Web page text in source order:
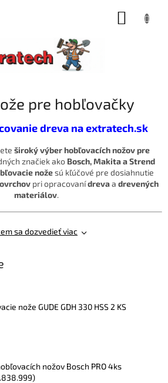
pre hobľovačky
dreva na extratech.sk
široký výber hobľovacích nožov pre
značiek ako Bosch, Makita a Strend
nožesú kľúčové pre dosiahnutie
pri opracovanídrevaa drevených
materiálov.
sa dozvedieť viac
nože GUDE GDH 330 HSS 2 KS
nožov Bosch PRO 4ks